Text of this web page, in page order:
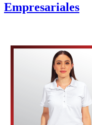
Empresariales